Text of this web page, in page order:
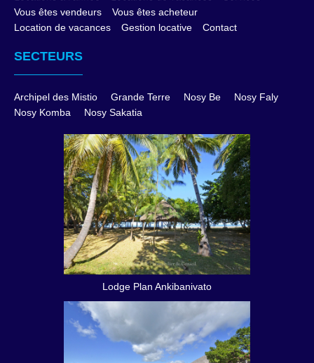
Vous êtes vendeurs
Vous êtes acheteur
Location de vacances
Gestion locative Contact
SECTEURS
Archipel des Mistio Grande Terre Nosy Be
Nosy Faly
Nosy Komba
Nosy Sakatia
Lodge Plan Ankibanivato